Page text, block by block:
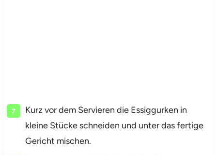
Kurz vor dem Servieren die Essiggurken in
kleine Stücke schneiden und unter das fertige
Gericht mischen.